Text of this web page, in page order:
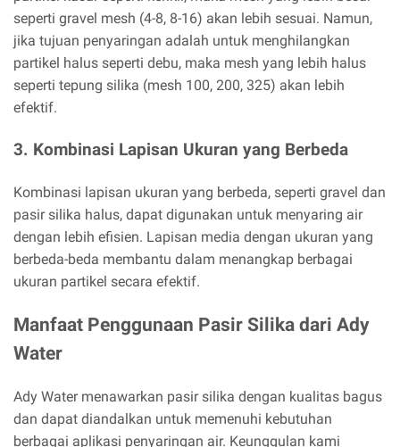
seperti gravel mesh (4-8, 8-16) akan lebih sesuai. Namun,
jika tujuan penyaringan adalah untuk menghilangkan
partikel halus seperti debu, maka mesh yang lebih halus
seperti tepung silika (mesh 100, 200, 325) akan lebih
efektif.
3. Kombinasi Lapisan Ukuran yang Berbeda
Kombinasi lapisan ukuran yang berbeda, seperti gravel dan
pasir silika halus, dapat digunakan untuk menyaring air
dengan lebih efisien. Lapisan media dengan ukuran yang
berbeda-beda membantu dalam menangkap berbagai
ukuran partikel secara efektif.
Manfaat Penggunaan Pasir Silika dari Ady
Water
Ady Water menawarkan pasir silika dengan kualitas bagus
dan dapat diandalkan untuk memenuhi kebutuhan
berbagai aplikasi penyaringan air. Keunggulan kami